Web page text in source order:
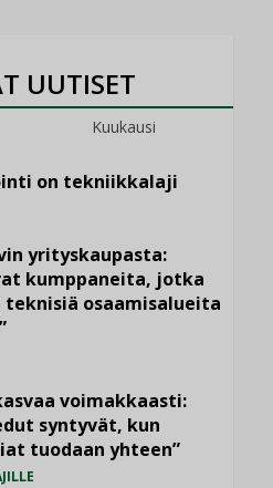
UUTISET
Kuukausi
on tekniikkalaji
yrityskaupasta:
kumppaneita, jotka
osaamisalueita
voimakkaasti:
syntyvät, kun
tuodaan yhteen”